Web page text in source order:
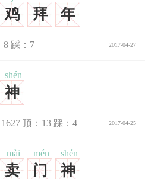
鸡 拜 年
2017-04-27
8 踩： 7
神
shén
2017-04-25
1627 顶： 13 踩： 4
卖
mài
门
mén
神
shén